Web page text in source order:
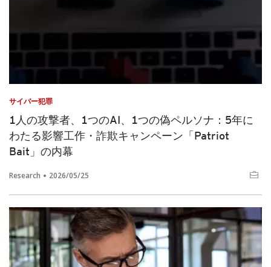
サイバー犯罪
1人の攻撃者、1つのAI、1つの偽ペルソナ：5年に
わたる影響工作・詐欺キャンペーン「Patriot
Bait」の内幕
Research 2026/05/25